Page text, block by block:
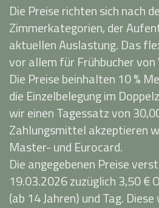
Die Preise richten sich nach
Zimmerkategorien, der
aktuellen Auslastung. Das
vor allem für Frühbucher
Die Preise beinhalten 10 %
die Einzelbelegung im
wir einen Tagessatz von
Zahlungsmittel akzeptieren
Master- und Eurocard.
Die angegebenen Preise
19.03.2026 zuzüglich 3,50 €
(ab 14 Jahren) und Tag.